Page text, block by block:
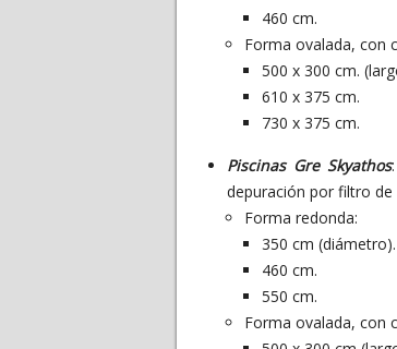
460 cm.
Forma ovalada, con
500 x 300 cm.
610 x 375 cm.
730 x 375 cm.
Piscinas Gre Skyathos
depuración por filtro de
Forma redonda:
350 cm (diámetro).
460 cm.
550 cm.
Forma ovalada, con